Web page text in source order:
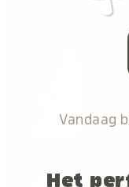
Vandaag
Het